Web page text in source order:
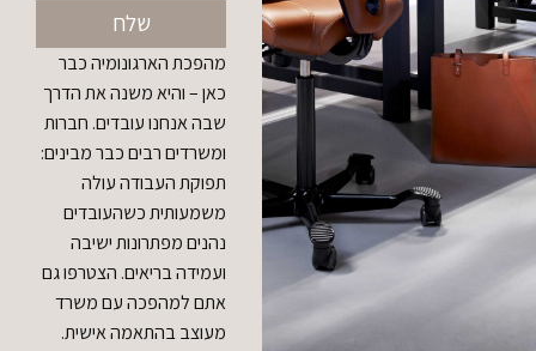
שלח
מהפכת הארגונומיה כבר
כאן – והיא משנה את הדרך
שבה אנחנו עובדים. חברות
ומשרדים רבים כבר מבינים:
תפוקת העבודה עולה
משמעותית כשהעובדים
נהנים מפתרונות ישיבה
ועמידה בריאים. הצטרפו גם
אתם למהפכה עם משרד
מעוצב בהתאמה אישית.